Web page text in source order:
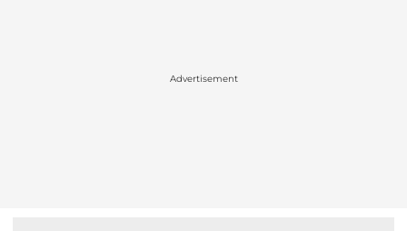
Advertisement